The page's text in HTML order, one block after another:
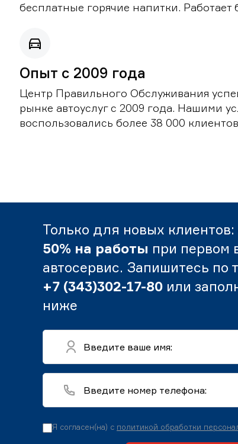
бесплатные горячие напитки. Работает
Опыт с 2009 года
Центр Правильного Обслуживания
рынке автоуслуг с 2009 года. Нашими
воспользовались более 38 000
Только для новых клиентов:
50% на работы при первом
автосервис. Запишитесь по
+7 (343)302-17-80 или
ниже
Я согласен(на) с политикой обработки